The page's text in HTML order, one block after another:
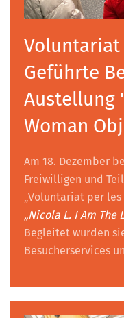
Voluntariat
Geführte
Austellung
Woman
Am 18. Dezember
Freiwilligen und
„Voluntariat per
„Nicola L. I Am The
Begleitet wurden
Besucherservices